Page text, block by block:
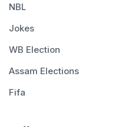
NBL
Jokes
WB Election
Assam Elections
Fifa